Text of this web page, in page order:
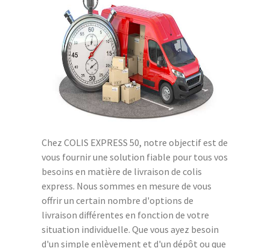
Chez COLIS EXPRESS 50, notre objectif est de
vous fournir une solution fiable pour tous vos
besoins en matière de livraison de colis
express. Nous sommes en mesure de vous
offrir un certain nombre d'options de
livraison différentes en fonction de votre
situation individuelle. Que vous ayez besoin
d'un simple enlèvement et d'un dépôt ou que